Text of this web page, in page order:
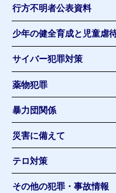
行方不明者公表資料
少年の健全育成と児童虐
サイバー犯罪対策
薬物犯罪
暴力団関係
災害に備えて
テロ対策
その他の犯罪・事故情報